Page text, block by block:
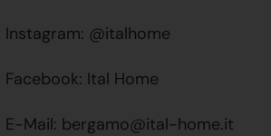
Instagram: @italhome
Facebook: Ital Home
E-Mail: bergamo@ital-home.it